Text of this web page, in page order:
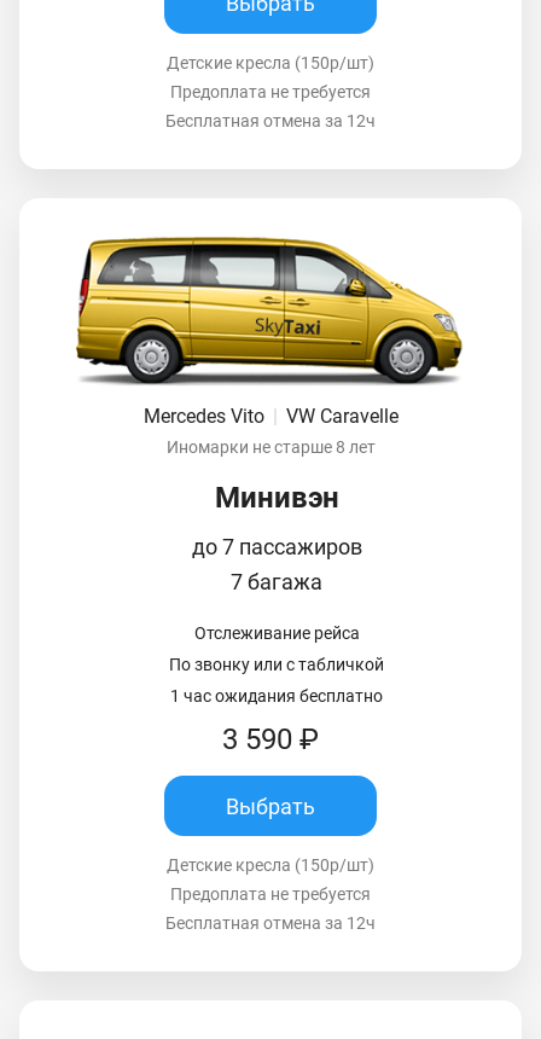
Детские кресла (150р/шт)
Предоплата не требуется
Бесплатная отмена за 12ч
Mercedes Vito VW Caravelle
Иномарки не старше 8 лет
Минивэн
до 7 пассажиров
7 багажа
Отслеживание рейса
По звонку или с табличкой
1 час ожидания бесплатно
3 590 ₽
Выбрать
Детские кресла (150р/шт)
Предоплата не требуется
Бесплатная отмена за 12ч